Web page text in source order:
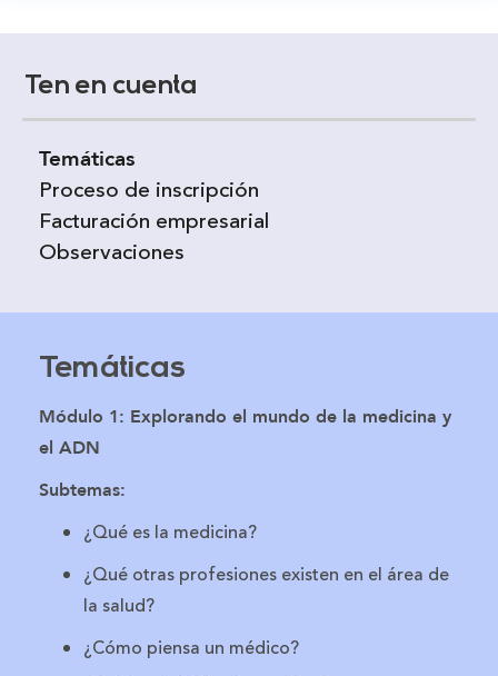
Ten en cuenta
Temáticas
Proceso de inscripción
Facturación empresarial
Observaciones
Temáticas
Módulo 1: Explorando el mundo de la medicina y
el ADN
Subtemas:
¿Qué es la medicina?
¿Qué otras profesiones existen en el área de
la salud?
¿Cómo piensa un médico?